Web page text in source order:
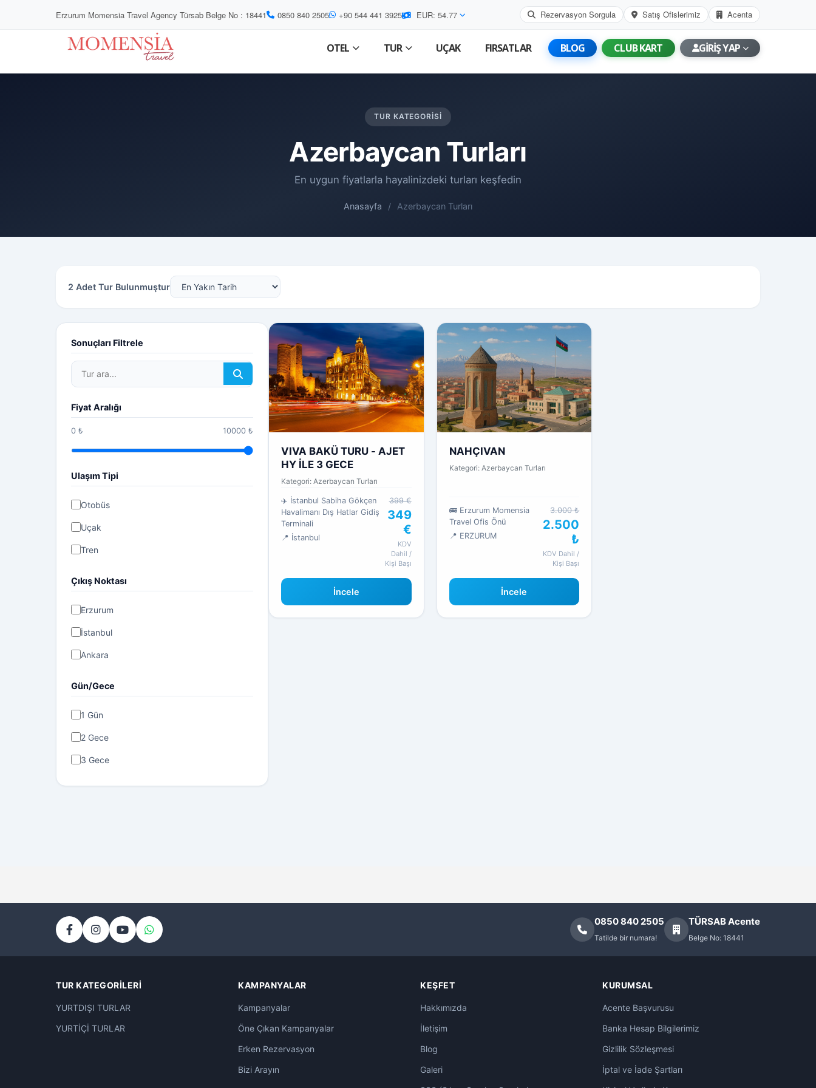
Erzurum Momensia Travel Agency Türsab Belge No : 18441 0850 840 2505 +90 544 441 3925 EUR: 54.77 Rezervasyon Sorgula Satış Ofislerimiz Acenta
OTEL TUR UÇAK FIRSATLAR BLOG CLUB KART GİRİŞ YAP
TUR KATEGORISI
Azerbaycan Turları
En uygun fiyatlarla hayalinizdeki turları keşfedin
Anasayfa / Azerbaycan Turları
2 Adet Tur Bulunmuştur
Sonuçları Filtrele
Fiyat Aralığı
0 ₺ 10000 ₺
Ulaşım Tipi
Otobüs
Uçak
Tren
Çıkış Noktası
Erzurum
İstanbul
Ankara
Gün/Gece
1 Gün
2 Gece
3 Gece
VIVA BAKÜ TURU - AJET
HY İLE 3 GECE
Kategori: Azerbaycan Turları
✈️ İstanbul Sabiha Gökçen
Havalimanı Dış Hatlar Gidiş
Terminali
📍 İstanbul
399 €
349
€
KDV
Dahil /
Kişi Başı
İncele
NAHÇIVAN
Kategori: Azerbaycan Turları
🚌 Erzurum Momensia
Travel Ofis Önü
📍 ERZURUM
3.000 ₺
2.500
₺
KDV Dahil /
Kişi Başı
İncele
0850 840 2505
Tatilde bir numara!
TÜRSAB Acente
Belge No: 18441
TUR KATEGORILERI
YURTDIŞI TURLAR
YURTİÇİ TURLAR
KAMPANYALAR
Kampanyalar
Öne Çıkan Kampanyalar
Erken Rezervasyon
Bizi Arayın
KEŞFET
Hakkımızda
İletişim
Blog
Galeri
KURUMSAL
Acente Başvurusu
Banka Hesap Bilgilerimiz
Gizlilik Sözleşmesi
İptal ve İade Şartları